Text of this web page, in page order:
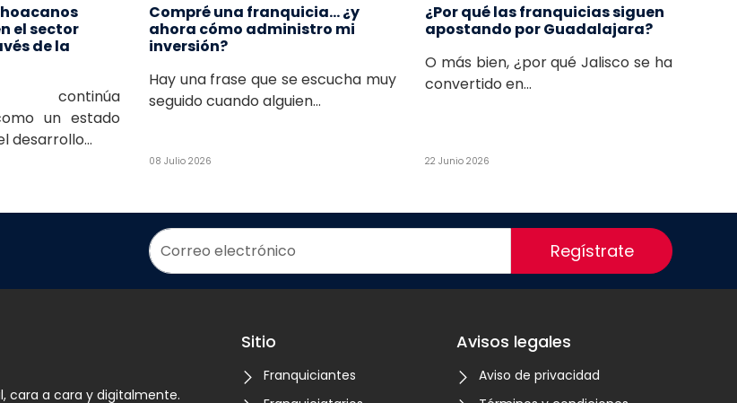
el sector
de la
continúa
un estado
desarrollo...
Compré una franquicia… ¿y
ahora cómo administro mi
inversión?
Hay una frase que se escucha muy
seguido cuando alguien...
08 Julio 2026
¿Por qué las franquicias siguen
apostando por Guadalajara?
O más bien, ¿por qué Jalisco se ha
convertido en...
22 Junio 2026
Regístrate
cara a cara y digitalmente.
Sitio
Franquiciantes
Avisos legales
Aviso de privacidad